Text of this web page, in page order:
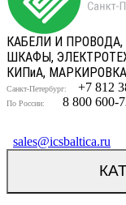
КАБЕЛИ И
ШКАФЫ,
КИПиА, МАРКИРОВКА
Санкт-Петербург: +7 812
По России: 8 800 600-
sales@icsbaltica.ru